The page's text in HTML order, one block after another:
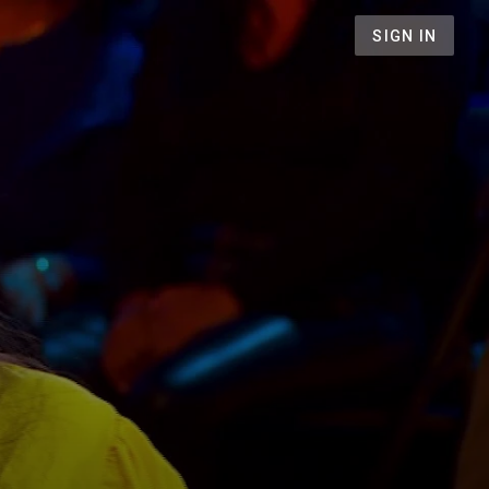
SIGN IN